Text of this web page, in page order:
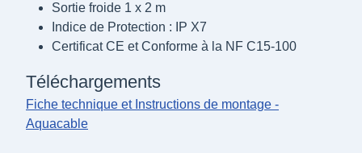
Sortie froide 1 x 2 m
Indice de Protection : IP X7
Certificat CE et Conforme à la NF C15-100
Téléchargements
Fiche technique et Instructions de montage -
Aquacable